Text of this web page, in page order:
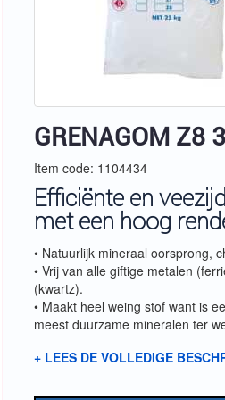
GRENAGOM Z8
Item code: 1104434
Efficiënte en
met een hoog
• Natuurlijk mineraal oorsprong,
• Vrij van alle giftige metalen
(kwartz).
• Maakt heel weing stof want is
meest duurzame mineralen ter
+ LEES DE VOLLEDIGE